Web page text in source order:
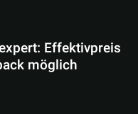
Effektivpreis
möglich